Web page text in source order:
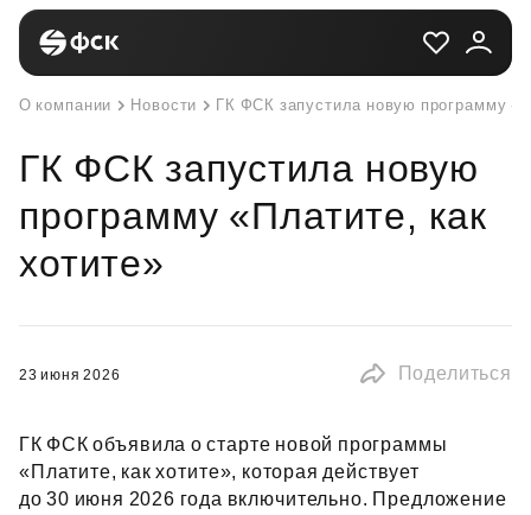
О компании Новости ГК ФСК запустила новую программу
ГК ФСК запустила новую
программу «Платите, как
хотите»
23 июня 2026 Поделиться
ГК ФСК объявила о старте новой программы
«Платите, как хотите», которая действует
до 30 июня 2026 года включительно. Предложение